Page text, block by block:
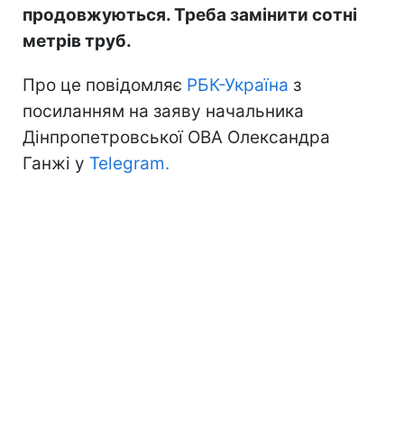
продовжуються. Треба замінити сотні
метрів труб.
Про це повідомляє РБК-Україна з
посиланням на заяву начальника
Дінпропетровської ОВА Олександра
Ганжі у Telegram.